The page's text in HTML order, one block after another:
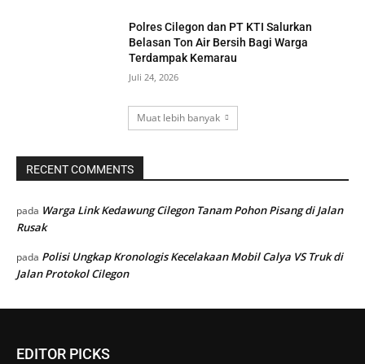
Polres Cilegon dan PT KTI Salurkan
Belasan Ton Air Bersih Bagi Warga
Terdampak Kemarau
Juli 24, 2026
Muat lebih banyak
RECENT COMMENTS
pada Warga Link Kedawung Cilegon Tanam Pohon Pisang di Jalan
Rusak
pada Polisi Ungkap Kronologis Kecelakaan Mobil Calya VS Truk di
Jalan Protokol Cilegon
EDITOR PICKS